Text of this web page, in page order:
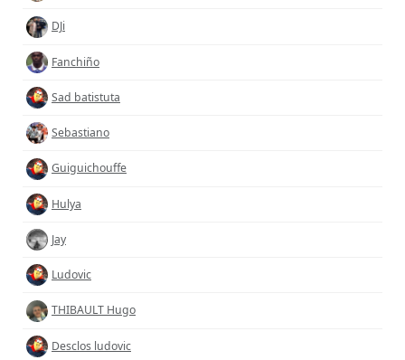
DJi
Fanchiño
Sad batistuta
Sebastiano
Guiguichouffe
Hulya
Jay
Ludovic
THIBAULT Hugo
Desclos ludovic